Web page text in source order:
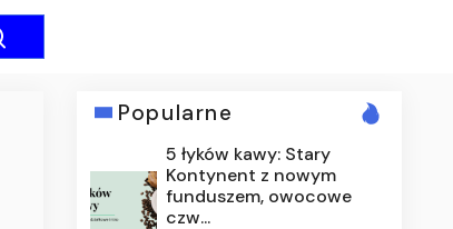
Popularne
5 łyków kawy: Stary
Kontynent z nowym
funduszem, owocowe
czw...